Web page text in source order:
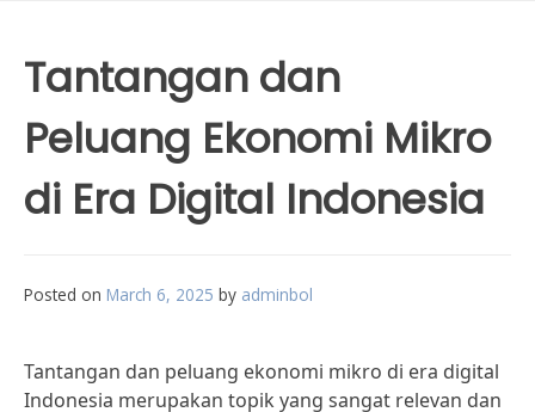
Tantangan dan
Peluang Ekonomi Mikro
di Era Digital Indonesia
Posted on March 6, 2025 by adminbol
Tantangan dan peluang ekonomi mikro di era digital
Indonesia merupakan topik yang sangat relevan dan